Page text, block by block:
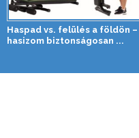
Haspad vs. felülés a földön –
hasizom biztonságosan ...